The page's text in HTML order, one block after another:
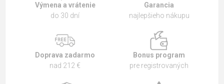
Výmena a vrátenie
do 30 dní
Garancia
najlepšieho nákupu
Doprava zadarmo
nad 212 €
Bonus program
pre registrovaných